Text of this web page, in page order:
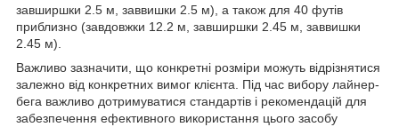
завширшки 2.5 м, заввишки 2.5 м), а також для 40 футів
приблизно (завдовжки 12.2 м, завширшки 2.45 м, заввишки
2.45 м).
Важливо зазначити, що конкретні розміри можуть відрізнятися
залежно від конкретних вимог клієнта. Під час вибору лайнер-
бега важливо дотримуватися стандартів і рекомендацій для
забезпечення ефективного використання цього засобу